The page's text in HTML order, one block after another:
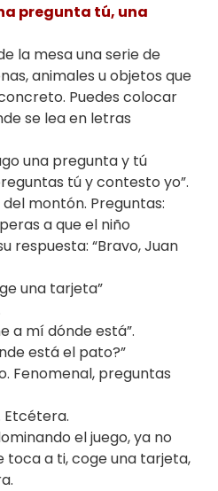
pregunta tú, una
la mesa una serie de
animales u objetos que
Puedes colocar
se lea en letras
una pregunta y tú
tú y contesto yo”.
montón. Preguntas:
a que el niño
respuesta: “Bravo, Juan
una tarjeta”
a mí dónde está”.
está el pato?”
Fenomenal, preguntas
Etcétera.
el juego, ya no
toca a ti, coge una tarjeta,